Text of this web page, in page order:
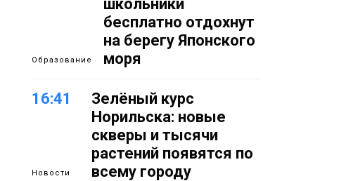
Образование
школьники
бесплатно отдохнут
на берегу Японского
моря
16:41
Новости
Зелёный курс
Норильска: новые
скверы и тысячи
растений появятся по
всему городу